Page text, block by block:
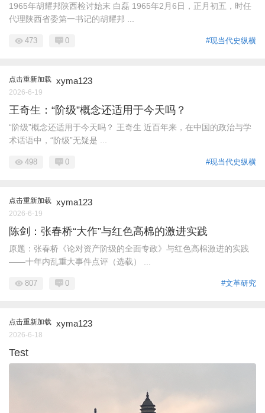
1965年胡耀邦陕西检讨始末 白磊 1965年2月6日，正月初五，时任
代理陕西省委第一书记的胡耀邦 ...
#现当代史纵横
473 0
点击重新加载 xyma123
2026-6-19
王奇生：“阶级”概念还适用于今天吗？
“阶级”概念还适用于今天吗？ 王奇生 近百年来，在中国的政治与学
术话语中，“阶级”无疑是 ...
#现当代史纵横
498 0
点击重新加载 xyma123
2026-6-19
陈剑：张春桥“大作”与红色高棉的激进实践
原题：张春桥《论对资产阶级的全面专政》与红色高棉激进的实践
——十年内乱重大事件点评（选载） ...
#文革研究
807 0
点击重新加载 xyma123
2026-6-18
Test